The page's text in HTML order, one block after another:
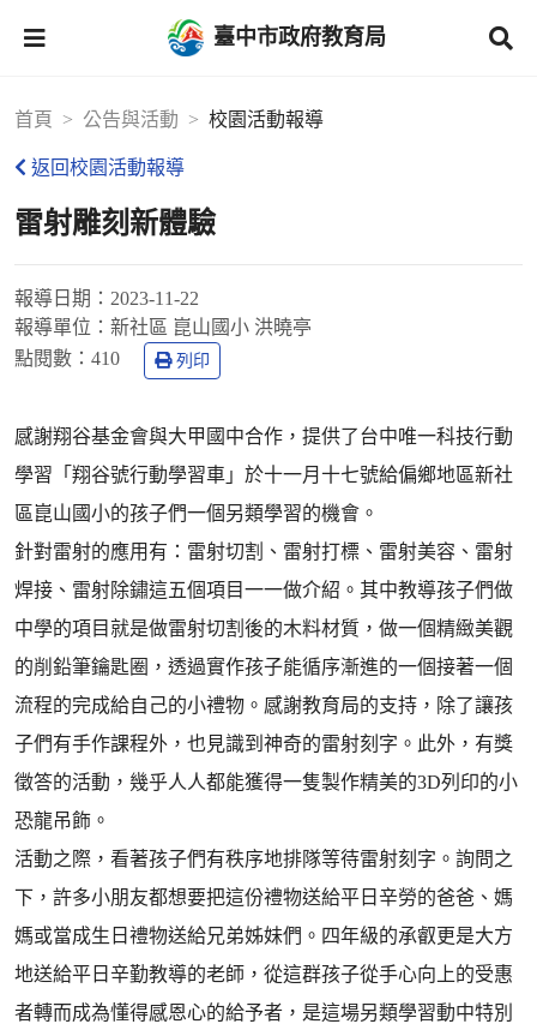
臺中市政府教育局
首頁 公告與活動 校園活動報導
返回校園活動報導
雷射雕刻新體驗
報導日期： 2023-11-22
報導單位： 新社區 崑山國小 洪曉亭
點閱數： 410 列印
感謝翔谷基金會與大甲國中合作，提供了台中唯一科技行動
學習「翔谷號行動學習車」於十一月十七號給偏鄉地區新社
區崑山國小的孩子們一個另類學習的機會。
針對雷射的應用有：雷射切割、雷射打標、雷射美容、雷射
焊接、雷射除鏽這五個項目一一做介紹。其中教導孩子們做
中學的項目就是做雷射切割後的木料材質，做一個精緻美觀
的削鉛筆鑰匙圈，透過實作孩子能循序漸進的一個接著一個
流程的完成給自己的小禮物。感謝教育局的支持，除了讓孩
子們有手作課程外，也見識到神奇的雷射刻字。此外，有獎
徵答的活動，幾乎人人都能獲得一隻製作精美的3D列印的小
恐龍吊飾。
活動之際，看著孩子們有秩序地排隊等待雷射刻字。詢問之
下，許多小朋友都想要把這份禮物送給平日辛勞的爸爸、媽
媽或當成生日禮物送給兄弟姊妹們。四年級的承叡更是大方
地送給平日辛勤教導的老師，從這群孩子從手心向上的受惠
者轉而成為懂得感恩心的給予者，是這場另類學習動中特別